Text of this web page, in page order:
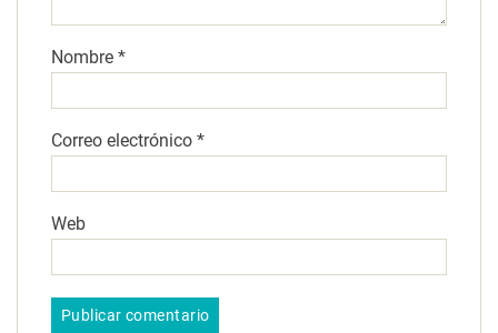
Nombre *
Correo electrónico *
Web